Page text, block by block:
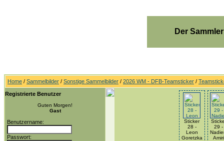
Der
Home / Sammelbilder / Sonstige Sammelbilder / 2026 WM - DFB-Teamsticker /
Registrierte Benutzer
Guten Morgen!
Gast
Benutzername:
Passwort:
Sticker
28 -
Leon
Goretzka
29 -
Amiri